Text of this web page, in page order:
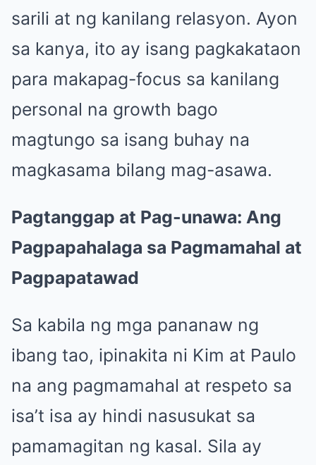
sarili at ng kanilang relasyon. Ayon
sa kanya, ito ay isang pagkakataon
para makapag-focus sa kanilang
personal na growth bago
magtungo sa isang buhay na
magkasama bilang mag-asawa.
Pagtanggap at Pag-unawa: Ang
Pagpapahalaga sa Pagmamahal at
Pagpapatawad
Sa kabila ng mga pananaw ng
ibang tao, ipinakita ni Kim at Paulo
na ang pagmamahal at respeto sa
isa’t isa ay hindi nasusukat sa
pamamagitan ng kasal. Sila ay